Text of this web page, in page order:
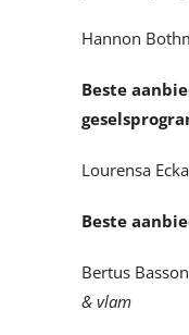
Hannon
Beste
Lourensa
Beste
Bertus
& vlam